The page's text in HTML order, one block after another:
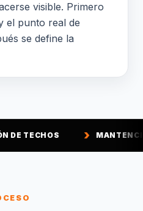
visible. Primero
el punto real de
se define la
MANTENCIÓN DE TECHOS